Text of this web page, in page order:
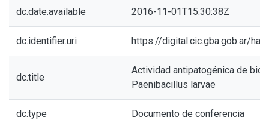
dc.date.available 2016-11-01T15:30:38Z
dc.identifier.uri https://digital.cic.gba.gob.ar/
dc.title
Actividad antipatogénica de
Paenibacillus larvae
dc.type Documento de conferencia